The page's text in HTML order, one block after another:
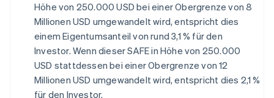
Höhe von 250.000 USD bei einer Obergrenze von 8
Millionen USD umgewandelt wird, entspricht dies
einem Eigentumsanteil von rund 3,1 % für den
Investor. Wenn dieser SAFE in Höhe von 250.000
USD stattdessen bei einer Obergrenze von 12
Millionen USD umgewandelt wird, entspricht dies 2,1 %
für den Investor.